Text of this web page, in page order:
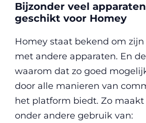
Bijzonder veel
geschikt voor Homey
Homey staat bekend om
met andere apparaten. En
waarom dat zo goed
door alle manieren van
het platform biedt. Zo
onder andere gebruik van: